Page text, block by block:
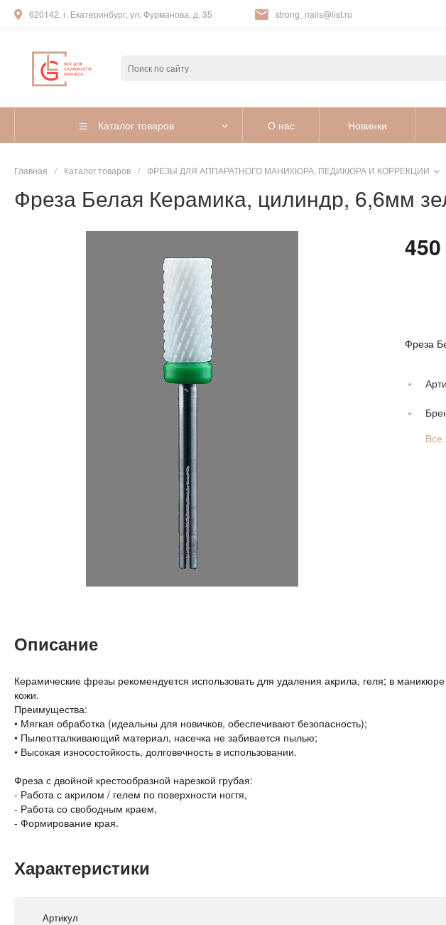
620142, г. Екатеринбург, ул. Фурманова, д. 35 strong_nails@list.ru
Каталог товаров О нас Новинки
Главная / Каталог товаров / ФРЕЗЫ ДЛЯ АППАРАТНОГО МАНИКЮРА, ПЕДИКЮРА И КОРРЕКЦИИ
Фреза Белая Керамика, цилиндр, 6,6мм
Фреза
Все
Описание
Керамические фрезы рекомендуется использовать для удаления акрила, геля; в
кожи.
Преимущества:
• Мягкая обработка (идеальны для новичков, обеспечивают безопасность);
• Пылеотталкивающий материал, насечка не забивается пылью;
• Высокая износостойкость, долговечность в использовании.
Фреза с двойной крестообразной нарезкой грубая:
- Работа с акрилом / гелем по поверхности ногтя,
- Работа со свободным краем,
- Формирование края.
Характеристики
Артикул